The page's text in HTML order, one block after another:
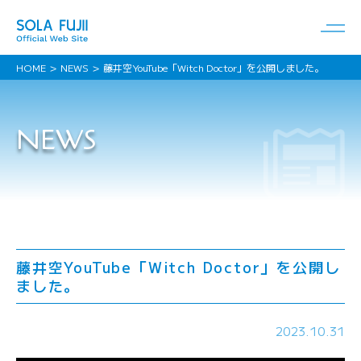
HOME NEWS 藤井空YouTube「Witch Doctor」を公開しました。
NEWS
藤井空YouTube「Witch Doctor」を公開し
ました。
2023.10.31